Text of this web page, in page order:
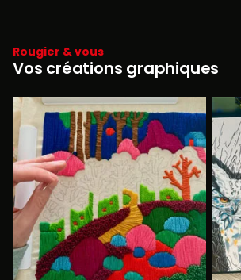
Rougier & vous
Vos créations graphiques